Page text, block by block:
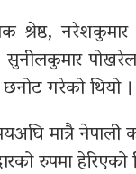
श्रेष्ठ,
सुनीलकुमार
छनोट गरेको थियो ।
मात्रै नेपाली
रुपमा हेरिएको